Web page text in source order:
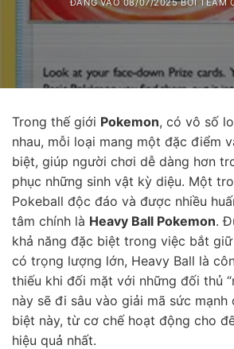
ĐĂNG VÀO 08/07/2025 BỞITEAM
Trong thế giới Pokemon, có vô số
nhau, mỗi loại mang một đặc điểm
biệt, giúp người chơi dễ dàng hơn
phục những sinh vật kỳ diệu. Một
Pokeball độc đáo và được nhiều
tâm chính là Heavy Ball Pokemon.
khả năng đặc biệt trong việc bắt
có trọng lượng lớn, Heavy Ball là
thiếu khi đối mặt với những đối thủ
này sẽ đi sâu vào giải mã sức mạnh
biệt này, từ cơ chế hoạt động cho
hiệu quả nhất.